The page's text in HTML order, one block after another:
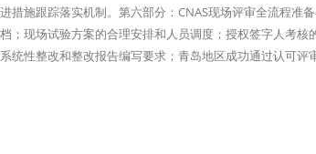
措施跟踪落实机制。第六部分：CNAS现场评审全流程准
；现场试验方案的合理安排和人员调度；授权签字人考核
性整改和整改报告编写要求；青岛地区成功通过认可评